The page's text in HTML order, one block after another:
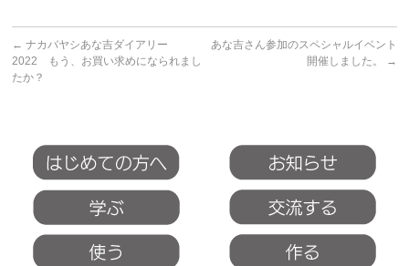
← ナカバヤシあな吉ダイアリー
2022 もう、お買い求めになられまし
たか？
あな吉さん参加のスペシャルイベント
開催しました。
→